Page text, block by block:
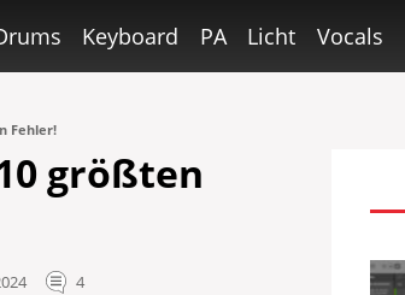
Keyboard PA Licht Vocals
Fehler!
größten
4